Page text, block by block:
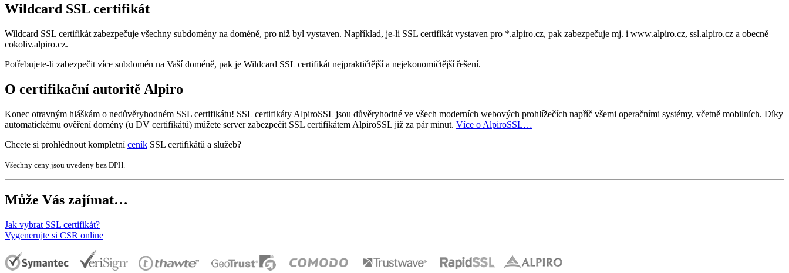
Wildcard SSL certifikát
Wildcard SSL certifikát zabezpečuje všechny subdomény na doméně, pro niž byl vystaven. Například, je-li SSL certifikát vystaven pro *.alpiro.cz, pak zabezpečuje mj. i www.alpiro.cz, ssl.alpiro.cz a obecně
cokoliv.alpiro.cz.
Potřebujete-li zabezpečit více subdomén na Vaší doméně, pak je Wildcard SSL certifikát nejpraktičtější a nejekonomičtější řešení.
O certifikační autoritě Alpiro
Konec otravným hláškám o nedůvěryhodném SSL certifikátu! SSL certifikáty AlpiroSSL jsou důvěryhodné ve všech moderních webových prohlížečích napříč všemi operačními systémy, včetně mobilních. Díky
automatickému ověření domény (u DV certifikátů) můžete server zabezpečit SSL certifikátem AlpiroSSL již za pár minut. Více o AlpiroSSL…
Chcete si prohlédnout kompletníceník SSL certifikátů a služeb?
Všechny ceny jsou uvedeny bez DPH.
Může Vás zajímat…
Jak vybrat SSL certifikát?
Vygenerujte si CSR online